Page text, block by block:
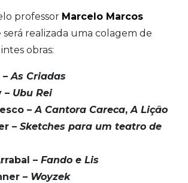
professor Marcelo Marcos
será realizada uma colagem de
obras:
–As Criadas
– Ubu Rei
–A Cantora Careca,A Lição
– Sketches para um teatro de
– Fando e Lis
– Woyzek